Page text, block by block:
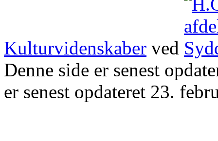
Kulturvidenskaber ved
Denne side er senest
er senest opdateret 23.